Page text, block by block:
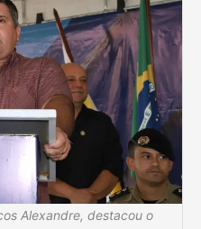
Alexandre, destacou o